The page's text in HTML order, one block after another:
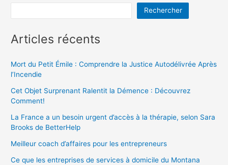
Rechercher
Articles récents
Mort du Petit Émile : Comprendre la Justice Autodélivrée Après
l’Incendie
Cet Objet Surprenant Ralentit la Démence : Découvrez
Comment!
La France a un besoin urgent d’accès à la thérapie, selon Sara
Brooks de BetterHelp
Meilleur coach d’affaires pour les entrepreneurs
Ce que les entreprises de services à domicile du Montana